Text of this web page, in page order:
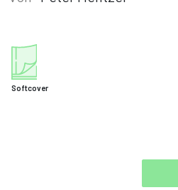
Softcover